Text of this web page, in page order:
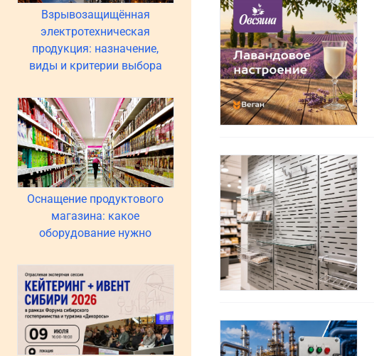
Взрывозащищённая
электротехническая
продукция: назначение,
виды и критерии выбора
Оснащение продуктового
магазина: какое
оборудование нужно